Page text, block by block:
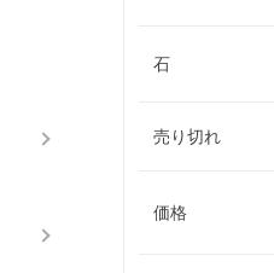
石
売り切れ
価格